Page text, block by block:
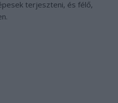
terjeszteni, és félő,